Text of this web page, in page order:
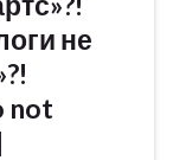
не
not